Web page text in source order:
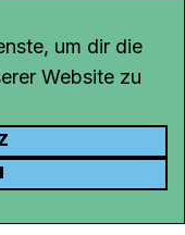
um dir die
Website zu